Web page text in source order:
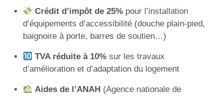
Crédit d’impôt de 25%pour l’installation
d’équipements d’accessibilité (douche plain-pied,
baignoire à porte, barres de soutien…)
TVA réduite à 10%sur les travaux
d’amélioration et d’adaptation du logement
Aides de l’ANAH (Agence nationale de